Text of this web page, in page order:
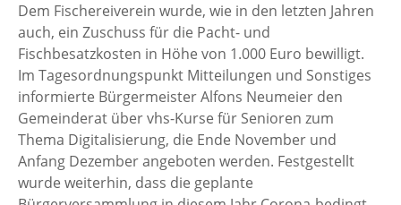
Dem Fischereiverein wurde, wie in den letzten Jahren
auch, ein Zuschuss für die Pacht- und
Fischbesatzkosten in Höhe von 1.000 Euro bewilligt.
Im Tagesordnungspunkt Mitteilungen und Sonstiges
informierte Bürgermeister Alfons Neumeier den
Gemeinderat über vhs-Kurse für Senioren zum
Thema Digitalisierung, die Ende November und
Anfang Dezember angeboten werden. Festgestellt
wurde weiterhin, dass die geplante